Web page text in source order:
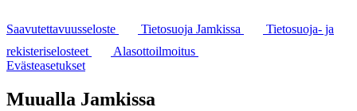
Saavutettavuusseloste Tietosuoja Jamkissa
Tietosuoja- ja
rekisteriselosteet
Alasottoilmoitus
Evästeasetukset
Muualla Jamkissa